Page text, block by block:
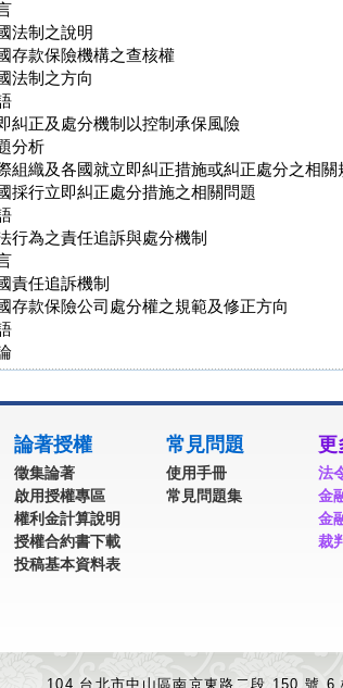
法制之說明
存款保險機構之查核權
法制之方向
糾正及處分機制以控制承保風險
分析
組織及各國就立即糾正措施或糾正處分之相關
採行立即糾正處分措施之相關問題
行為之責任追訴與處分機制
責任追訴機制
存款保險公司處分權之規範及修正方向
論著授權
徵集論著
啟用授權專區
權利金計算說明
授權合約書下載
投稿基本資料表
常見問題
使用手冊
常見問題集
更
法
金
金
裁
104 台北市中山區南京東路二段 150 號 6